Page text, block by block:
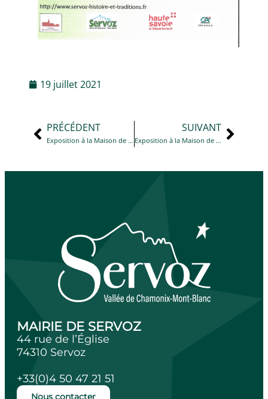
19 juillet 2021
PRÉCÉDENT
Exposition à la Maison de l’Alpage du 5 juillet au 15 septembre
SUIVANT
Exposition à la Maison de l’Alpage du 5 juillet au 15 septembre
MAIRIE DE SERVOZ
44 rue de l’Église
74310 Servoz
+33(0)4 50 47 21 51
Nous contacter